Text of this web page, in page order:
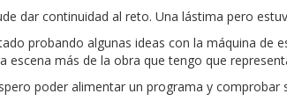
dar continuidad al reto. Una lástima pero
probando algunas ideas con la máquina de
escena más de la obra que tengo que
poder alimentar un programa y comprobar